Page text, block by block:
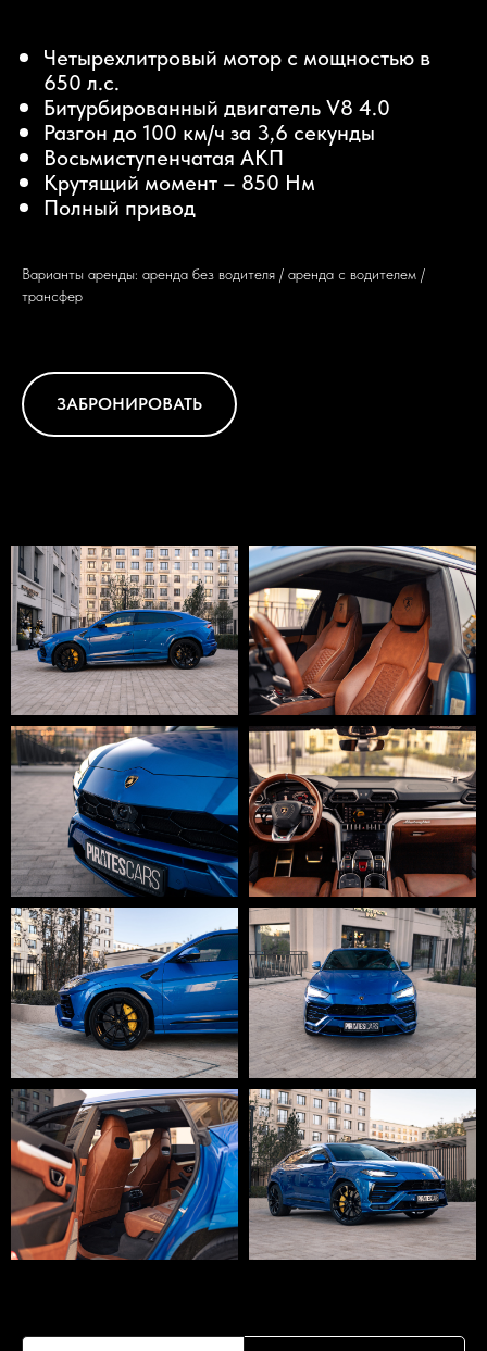
Четырехлитровый мотор с мощностью в
650 л.с.
Битурбированный двигатель V8 4.0
Разгон до 100 км/ч за 3,6 секунды
Восьмиступенчатая АКП
Крутящий момент – 850 Нм
Полный привод
Варианты аренды: аренда без водителя / аренда с водителем /
трансфер
ЗАБРОНИРОВАТЬ